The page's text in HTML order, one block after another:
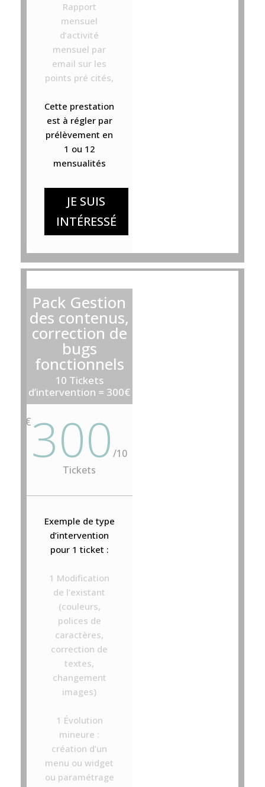
Rapport
mensuel
d’activité
mensuel par
email sur les
points pré cités,
Cette prestation
est à régler par
prélèvement en
1 ou 12
mensualités
JE SUIS
INTÉRESSÉ
Pack Gestion
des contenus,
correction de
bugs
fonctionnels
10 Tickets
d’intervention = 300€
€300/10
Tickets
Exemple de type
d’intervention
pour 1 ticket :
1 Modification
de l’existant
(couleurs,
polices de
caractères,
correction de
textes,
changement
images)
1 Évolution
mineure :
création d’un
menu ou widget
ou paramétrage